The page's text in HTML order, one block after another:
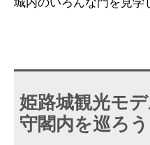
城内のいろんな門を見学
姫路城観光モ
守閣内を巡ろう